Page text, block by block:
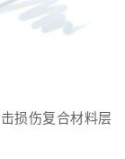
损伤复合材料层